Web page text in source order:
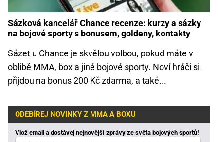
Sázková kancelář Chance recenze: kurzy a sázky
na bojové sporty s bonusem, goldeny, kontakty
Sázet u Chance je skvělou volbou, pokud máte v
oblibě MMA, box a jiné bojové sporty. Noví hráči si
přijdou na bonus 200 Kč zdarma, a také...
ODEBÍREJ NOVINKY Z MMA A BOXU
Vlož email a dostávej nejnovější zprávy ze světa bojových sportů!